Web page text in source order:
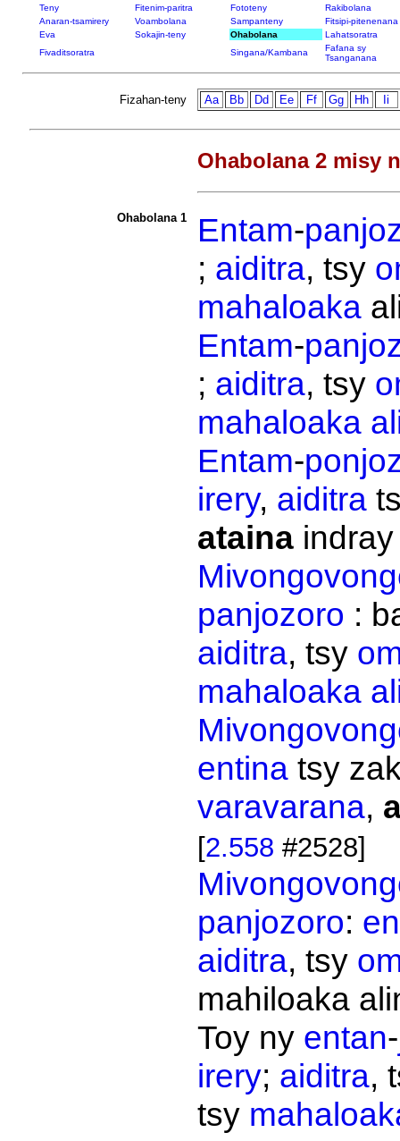
Teny Fitenim-paritra Fototeny
Rakibolana
Anaran-tsamirery
Voambolana Sampanteny
Fitsipi-pitenenana
Eva
Sokajin-teny Ohabolana
Lahatsoratra
Fivaditsoratra
Singana/Kambana
Fafana sy
Tsanganana
Fizahan-teny Aa Bb Dd Ee Ff Gg Hh Ii
Ohabolana 2 misy
Ohabolana 1 Entam-
; aiditra, tsy
mahaloaka
Entam-
; aiditra, tsy
mahaloaka
Entam-
irery, aiditra
ataina
panjozoro :
aiditra, tsy
mahaloaka
entinatsy
varavarana,
[2.558 #2528]
panjozoro:
aiditra, tsy
mahiloaka
Toy ny entan-
irery; aiditra,
tsy